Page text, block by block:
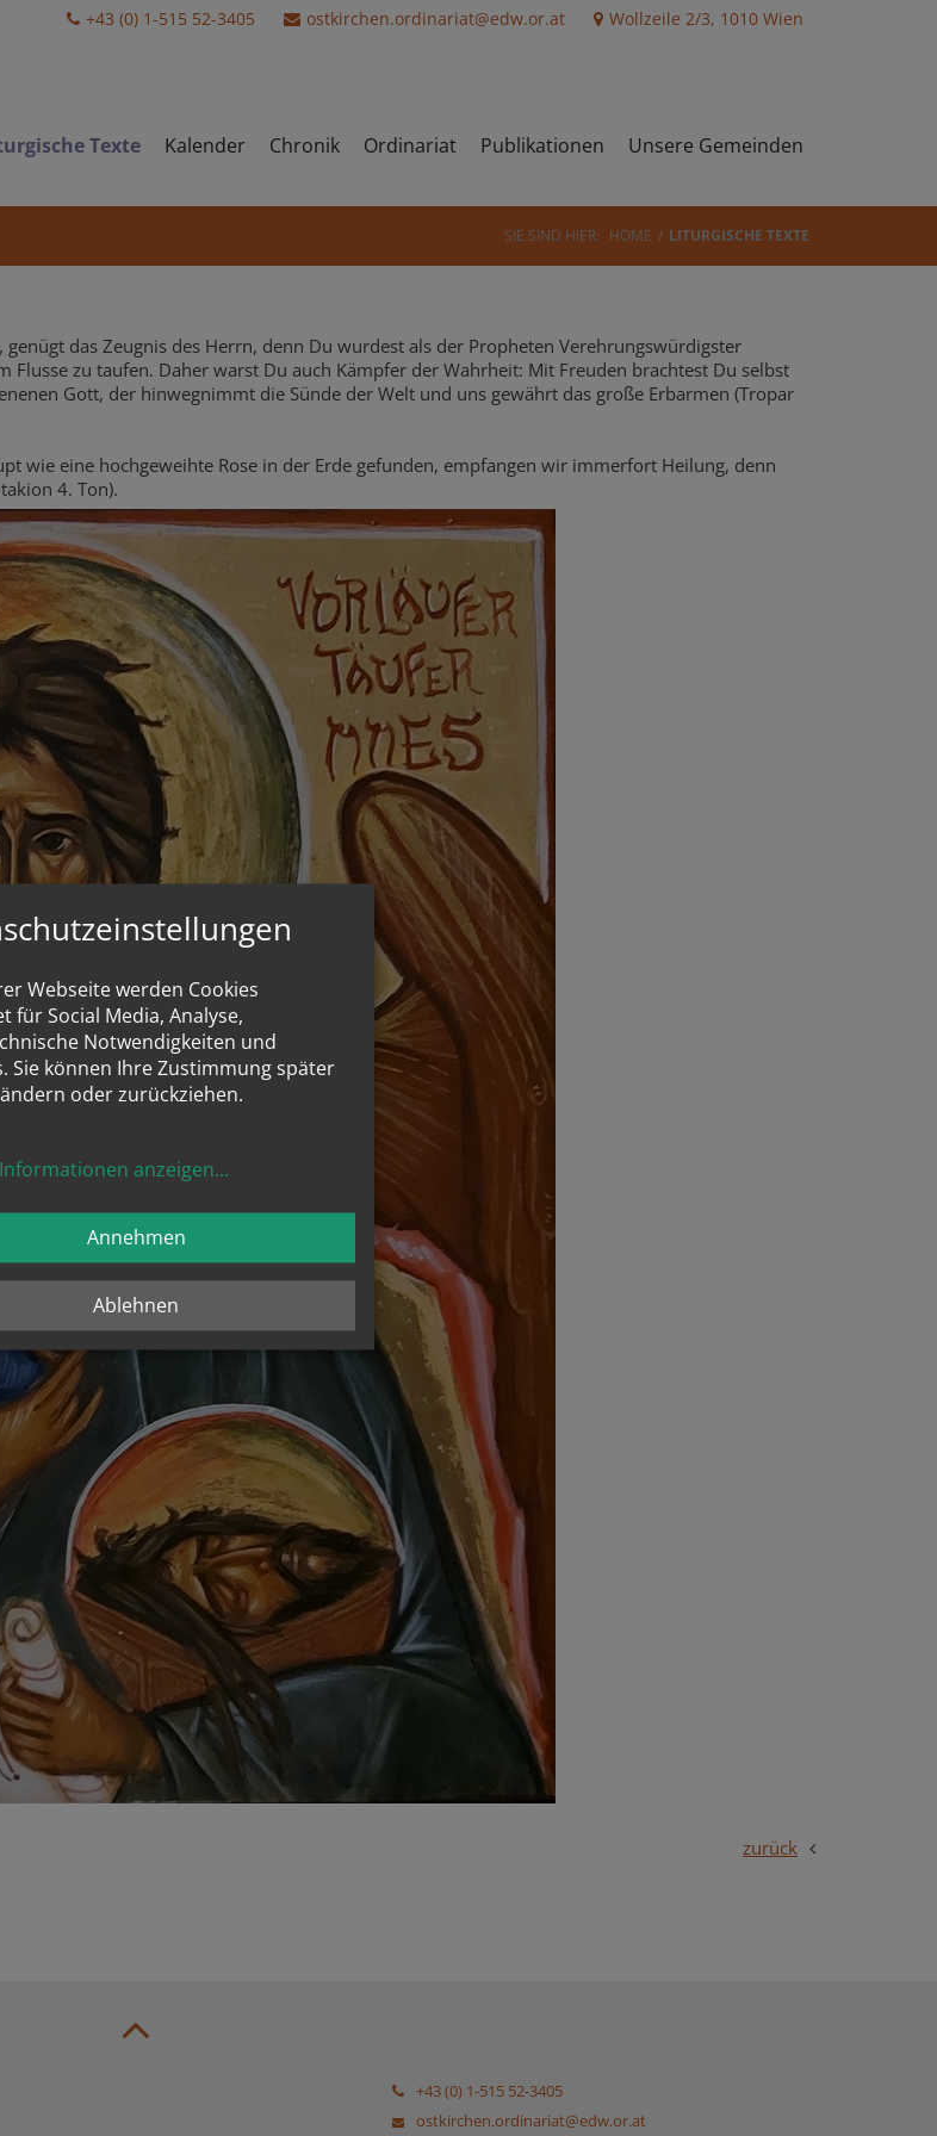
+43 (0) 1-515 52-3405 ostkirchen.ordinariat@edw.or.at Wollzeile 2/3, 1010 Wien
Texte Kalender Chronik Ordinariat Publikationen Unsere Gemeinden
SIE SIND HIER: HOME LITURGISCHE TEXTE
das Zeugnis des Herrn, denn Du wurdest als der Propheten Verehrungswürdigster
zu taufen. Daher warst Du auch Kämpfer der Wahrheit: Mit Freuden brachtest Du selbst
Gott, der hinwegnimmt die Sünde der Welt und uns gewährt das große Erbarmen (Tropar
wie eine hochgeweihte Rose in der Erde gefunden, empfangen wir immerfort Heilung, denn
4. Ton).
zurück
+43 (0) 1-515 52-3405
ostkirchen.ordinariat@edw.or.at
Webseite werden Cookies
für Social Media, Analyse,
Notwendigkeiten und
Sie können Ihre Zustimmung später
oder zurückziehen.
anzeigen...
Ablehnen
Annehmen